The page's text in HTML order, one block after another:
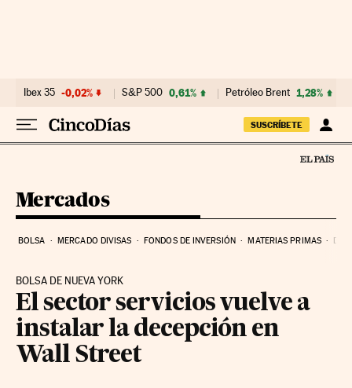
Ibex 35 -0,02% S&P 500 0,61% Petróleo Brent 1,28%
SUSCRÍBETE
Mercados
BOLSA MERCADO DIVISAS FONDOS DE INVERSIÓN MATERIAS PRIMAS
BOLSA DE NUEVA YORK
El sector servicios vuelve a
instalar la decepción en
Wall Street